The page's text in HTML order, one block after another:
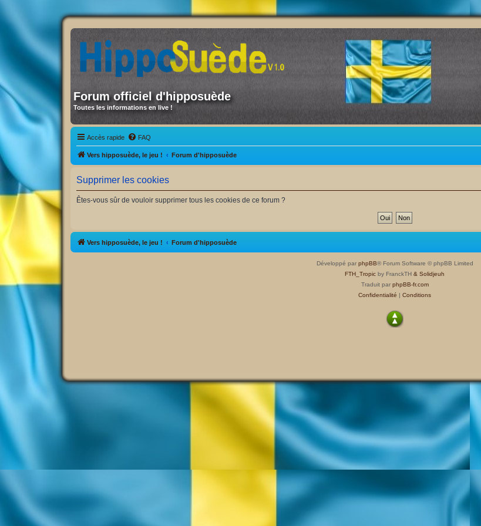
Forum officiel d'hipposuède
Toutes les informations en live !
Accès rapide FAQ
Vers hipposuède, le jeu ! Forum d'hipposuède
Supprimer les cookies
Êtes-vous sûr de vouloir supprimer tous les cookies de ce forum ?
Vers hipposuède, le jeu ! Forum d'hipposuède
Développé par phpBB® Forum Software © phpBB Limited
FTH_Tropic by FranckTH & Solidjeuh
Traduit par phpBB-fr.com
Confidentialité | Conditions